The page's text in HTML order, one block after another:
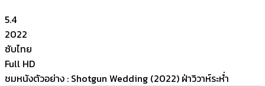
5.4
2022
ซับไทย
Full HD
ชมหนังตัวอย่าง : Shotgun Wedding (2022) ฝ่าวิวาห์ระห่ำ